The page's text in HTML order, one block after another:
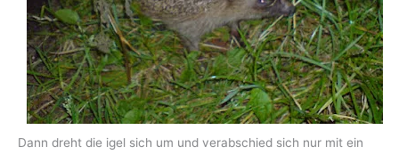
Dann dreht die igel sich um und verabschied sich nur mit ein